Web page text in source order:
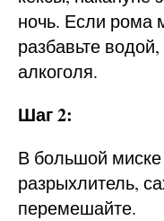
ночь. Если рома
разбавьте
алкоголя.
Шаг 2:
В большой миске
разрыхлитель,
перемешайте.